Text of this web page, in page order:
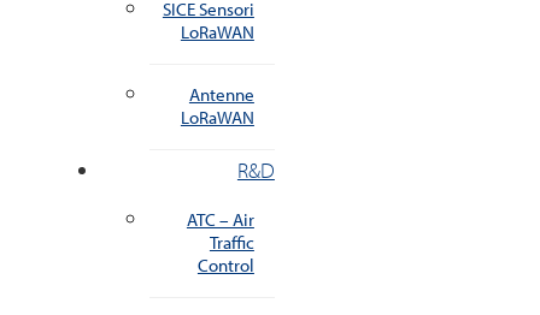
SICE Sensori
LoRaWAN
Antenne
LoRaWAN
R&D
ATC – Air
Traffic
Control